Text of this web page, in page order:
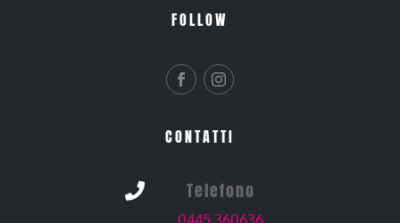
FOLLOW
CONTATTI
 Telefono
0445 360636